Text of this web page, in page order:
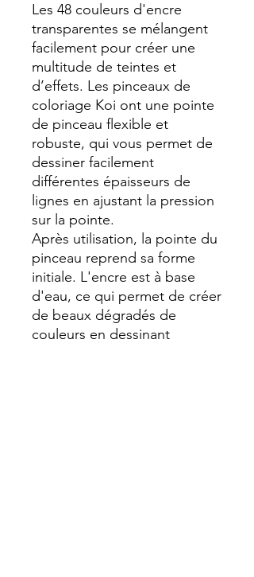
Les 48 couleurs d'encre
transparentes se mélangent
facilement pour créer une
multitude de teintes et
d’effets. Les pinceaux de
coloriage Koi ont une pointe
de pinceau flexible et
robuste, qui vous permet de
dessiner facilement
différentes épaisseurs de
lignes en ajustant la pression
sur la pointe.
Après utilisation, la pointe du
pinceau reprend sa forme
initiale. L'encre est à base
d'eau, ce qui permet de créer
de beaux dégradés de
couleurs en dessinant